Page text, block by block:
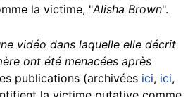
la victime, "Alisha Brown".
vidéo dans laquelle elle décrit
ont été menacées après
publications (archivées ici, ici,